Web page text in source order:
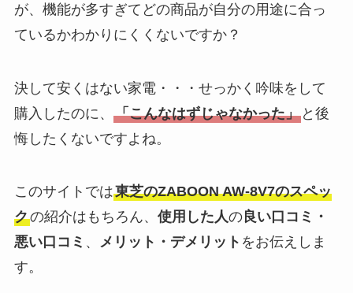
が、機能が多すぎてどの商品が自分の用途に合っ
ているかわかりにくくないですか？
決して安くはない家電・・・せっかく吟味をして
購入したのに、 「こんなはずじゃなかった」と後
悔したくないですよね。
このサイトでは東芝のZABOON AW-8V7のスペッ
クの紹介はもちろん、 使用した人の良い口コミ・
悪い口コミ 、 メリット・デメリット をお伝えしま
す。